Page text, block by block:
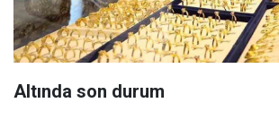
Altında son durum